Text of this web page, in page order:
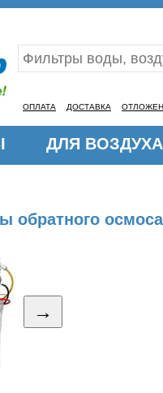
ОПЛАТА ДОСТАВКА
ДЛЯ ВОЗДУХА
обратного
→